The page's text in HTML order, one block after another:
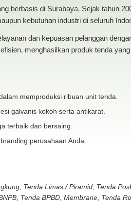
berbasis di Surabaya. Sejak tahun
kebutuhan industri di seluruh
dan kepuasan pelanggan
menghasilkan produk tenda
memproduksi ribuan unit tenda.
galvanis kokoh serta antikarat.
terbaik dan bersaing.
perusahaan Anda.
, Tenda Limas / Piramid, Tenda
, Tenda BPBD, Membrane, Tenda